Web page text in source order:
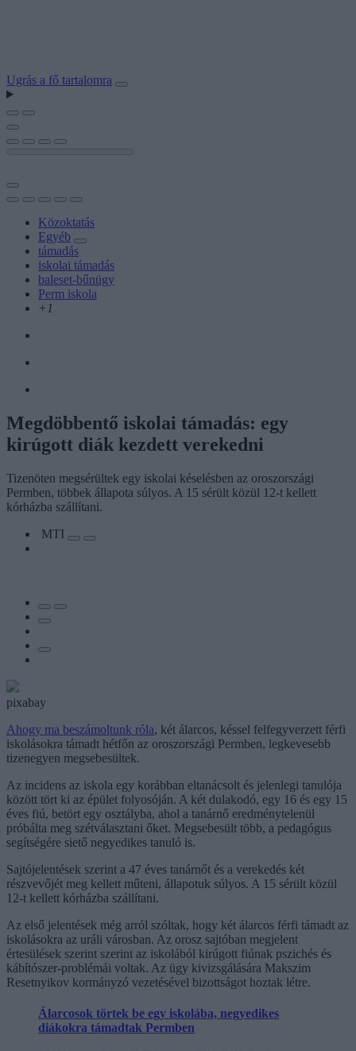
Ugrás a fő tartalomra
Közoktatás
Egyéb
támadás
iskolai támadás
baleset-bűnügy
Perm iskola
+1
Megdöbbentő iskolai támadás: egy
kirúgott diák kezdett verekedni
Tizenöten megsérültek egy iskolai késelésben az oroszországi
Permben, többek állapota súlyos. A 15 sérült közül 12-t kellett
kórházba szállítani.
MTI
pixabay
Ahogy ma beszámoltunk róla, két álarcos, késsel felfegyverzett férfi
iskolásokra támadt hétfőn az oroszországi Permben, legkevesebb
tizenegyen megsebesültek.
Az incidens az iskola egy korábban eltanácsolt és jelenlegi tanulója
között tört ki az épület folyosóján. A két dulakodó, egy 16 és egy 15
éves fiú, betört egy osztályba, ahol a tanárnő eredménytelenül
próbálta meg szétválasztani őket. Megsebesült több, a pedagógus
segítségére siető negyedikes tanuló is.
Sajtójelentések szerint a 47 éves tanárnőt és a verekedés két
részvevőjét meg kellett műteni, állapotuk súlyos. A 15 sérült közül
12-t kellett kórházba szállítani.
Az első jelentések még arról szóltak, hogy két álarcos férfi támadt az
iskolásokra az uráli városban. Az orosz sajtóban megjelent
értesülések szerint szerint az iskolából kirúgott fiúnak pszichés és
kábítószer-problémái voltak. Az ügy kivizsgálására Makszim
Resetnyikov kormányzó vezetésével bizottságot hoztak létre.
Álarcosok törtek be egy iskolába, negyedikes
diákokra támadtak Permben